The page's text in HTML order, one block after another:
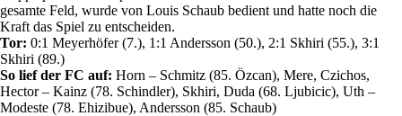
gesamte Feld, wurde von Louis Schaub bedient und hatte noch die
Kraft das Spiel zu entscheiden.
Tor: 0:1 Meyerhöfer (7.), 1:1 Andersson (50.), 2:1 Skhiri (55.), 3:1
Skhiri (89.)
So lief der FC auf: Horn – Schmitz (85. Özcan), Mere, Czichos,
Hector – Kainz (78. Schindler), Skhiri, Duda (68. Ljubicic), Uth –
Modeste (78. Ehizibue), Andersson (85. Schaub)